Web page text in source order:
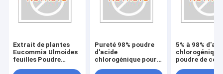
Extrait de plantes
Eucommia Ulmoides
feuilles Poudre
Pureté 98% poudre
d'acide
chlorogénique pour
5% à 98%
chlorogénique
poudre de